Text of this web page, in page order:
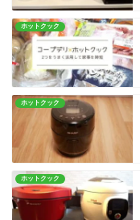
ホットクック
ホットクック
ホットクック